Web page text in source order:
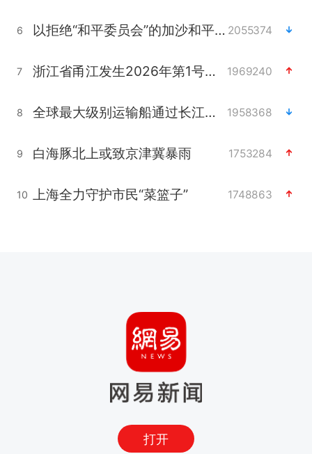
6 以拒绝“和平委员会”的加沙和平计划 2055374
7 浙江省甬江发生2026年第1号洪水 1969240
8 全球最大级别运输船通过长江大桥 1958368
9 白海豚北上或致京津冀暴雨 1753284
10 上海全力守护市民“菜篮子” 1748863
打开